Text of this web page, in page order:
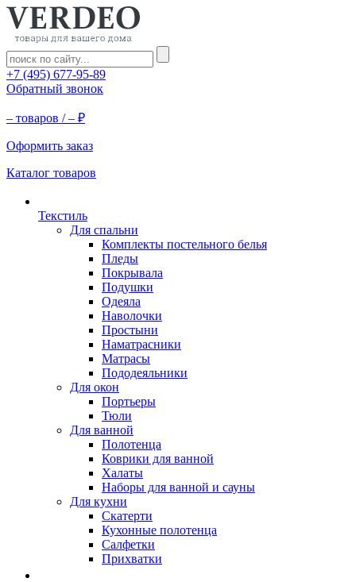
+7 (495) 677-95-89
Обратный звонок
– товаров /– ₽
Оформить заказ
Каталог товаров
Текстиль
Для спальни
Комплекты постельного белья
Пледы
Покрывала
Подушки
Одеяла
Наволочки
Простыни
Наматрасники
Матрасы
Пододеяльники
Для окон
Портьеры
Тюли
Для ванной
Полотенца
Коврики для ванной
Халаты
Наборы для ванной и сауны
Для кухни
Скатерти
Кухонные полотенца
Салфетки
Прихватки